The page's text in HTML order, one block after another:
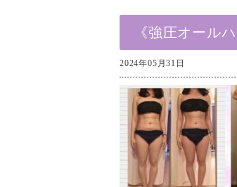
《強圧オール
2024年05月31日